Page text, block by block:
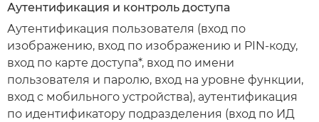
Аутентификация и контроль доступа
Аутентификация пользователя (вход по
изображению, вход по изображению и PIN-коду,
вход по карте доступа*, вход по имени
пользователя и паролю, вход на уровне функции,
вход с мобильного устройства), аутентификация
по идентификатору подразделения (вход по ИД